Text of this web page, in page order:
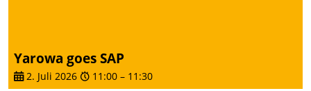
Yarowa goes SAP
2. Juli 2026 11:00 – 11:30